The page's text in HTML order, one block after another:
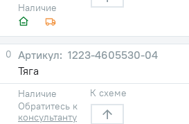
Наличие
0
1223-4605530-04
Тяга
Наличие
Обратитесь к
консультанту
К схеме